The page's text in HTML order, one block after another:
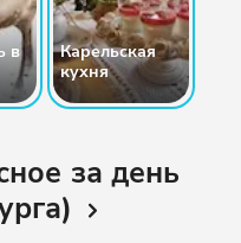
в
Карельская
кухня
за день